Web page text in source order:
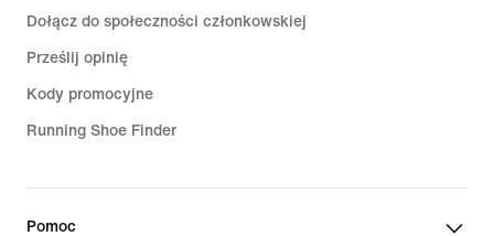
Dołącz do społeczności członkowskiej
Prześlij opinię
Kody promocyjne
Running Shoe Finder
Pomoc